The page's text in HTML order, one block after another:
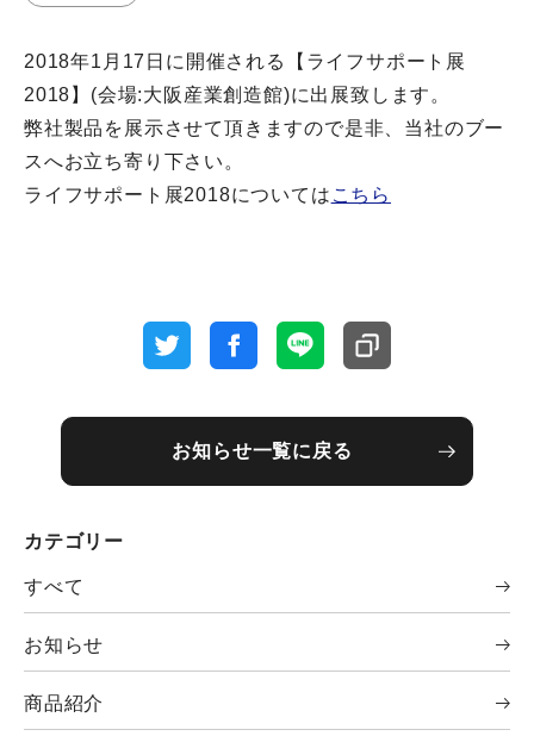
2018年1月17日に開催される【ライフサポート展
2018】(会場:大阪産業創造館)に出展致します。
弊社製品を展示させて頂きますので是非、当社のブー
スへお立ち寄り下さい。
ライフサポート展2018については こちら
お知らせ一覧に戻る
カテゴリー
すべて
お知らせ
商品紹介